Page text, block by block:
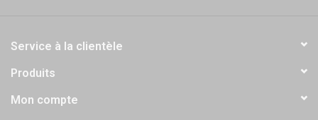
Service à la clientèle
Produits
Mon compte